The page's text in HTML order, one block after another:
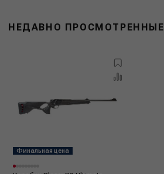
НЕДАВНО ПРОСМОТРЕННЫЕ
Финальная цена